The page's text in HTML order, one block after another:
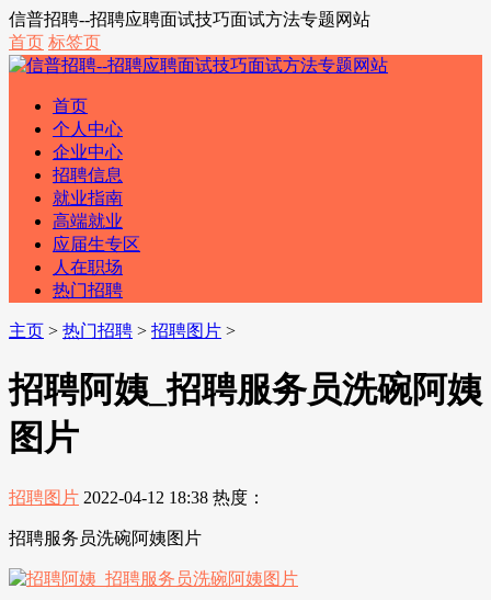
信普招聘--招聘应聘面试技巧面试方法专题网站
首页 标签页
首页
个人中心
企业中心
招聘信息
就业指南
高端就业
应届生专区
人在职场
热门招聘
主页 > 热门招聘 > 招聘图片 >
招聘阿姨_招聘服务员洗碗阿姨
图片
招聘图片 2022-04-12 18:38 热度：
招聘服务员洗碗阿姨图片